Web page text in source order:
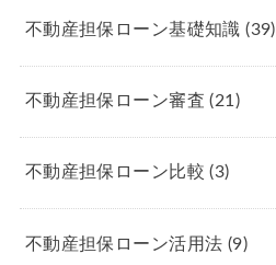
不動産担保ローン基礎知識(39)
不動産担保ローン審査(21)
不動産担保ローン比較(3)
不動産担保ローン活用法 (9)